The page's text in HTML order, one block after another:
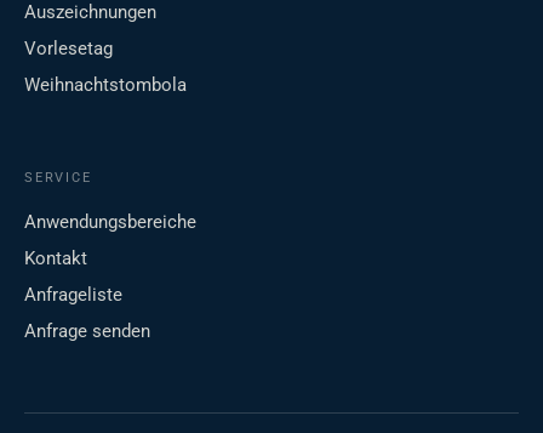
Auszeichnungen
Vorlesetag
Weihnachtstombola
SERVICE
Anwendungsbereiche
Kontakt
Anfrageliste
Anfrage senden